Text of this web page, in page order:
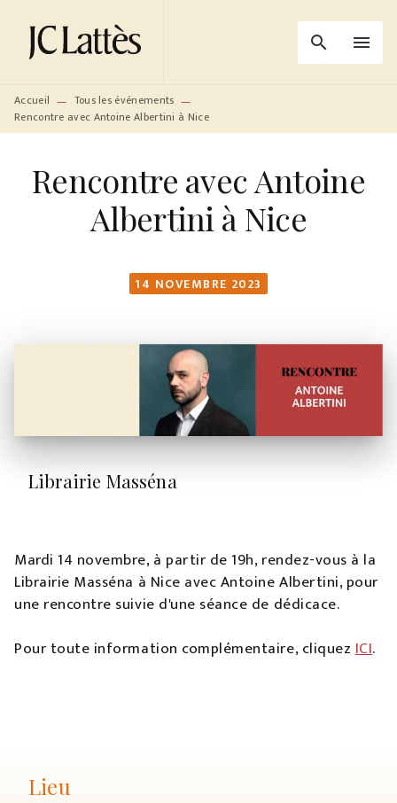
MENU RECHERCHE
PIED DE PAGE
search menu
Accueil — Tous les événements —
Rencontre avec Antoine Albertini à Nice
Rencontre avec Antoine
Albertini à Nice
14 NOVEMBRE 2023
Librairie Masséna
Mardi 14 novembre, à partir de 19h, rendez-vous à la
Librairie Masséna à Nice avec Antoine Albertini, pour
une rencontre suivie d'une séance de dédicace.
Pour toute information complémentaire, cliquezICI.
Lieu